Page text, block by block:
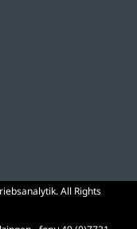
All Rights